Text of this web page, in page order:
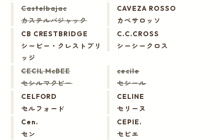
Castelbajac
カステルバジャック
CAVEZA ROSSO
カベサロッソ
CB CRESTBRIDGE
シービー・クレストブリ
ッジ
C.C.CROSS
シーシークロス
CECIL McBEE
セシルマクビー
cecile
セシール
CELFORD
セルフォード
CELINE
セリーヌ
Cen.
セン
CEPIE.
セピエ